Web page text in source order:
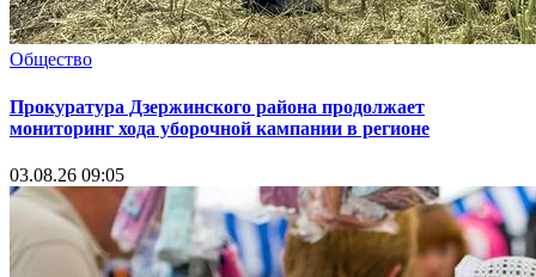
Общество
Прокуратура Дзержинского района продолжает
мониторинг хода уборочной кампании в регионе
03.08.26 09:05